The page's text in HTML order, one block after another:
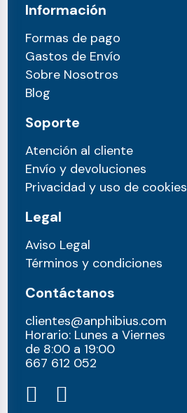
Información
Formas de pago
Gastos de Envío
Sobre Nosotros
Blog
Soporte
Atención al cliente
Envío y devoluciones
Privacidad y uso de cookies
Legal
Aviso Legal
Términos y condiciones
Contáctanos
clientes@anphibius.com
Horario: Lunes a Viernes
de 8:00 a 19:00
667 612 052​